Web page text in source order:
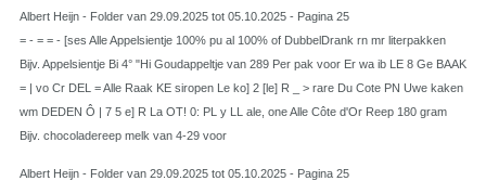
Albert Heijn - Folder van 29.09.2025 tot 05.10.2025 - Pagina 25
= - = = - [ses Alle Appelsientje 100% pu al 100% of DubbelDrank rn mr literpakken
Bijv. Appelsientje Bi 4° "Hi Goudappeltje van 289 Per pak voor Er wa ib LE 8 Ge BAAK
= | vo Cr DEL = Alle Raak KE siropen Le ko] 2 [le] R _ > rare Du Cote PN Uwe kaken
wm DEDEN Ô | 7 5 e] R La OT! 0: PL y LL ale, one Alle Côte d'Or Reep 180 gram
Bijv. chocoladereep melk van 4-29 voor
Albert Heijn - Folder van 29.09.2025 tot 05.10.2025 - Pagina 25